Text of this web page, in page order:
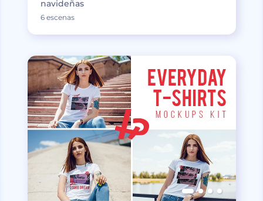
navideñas
6 escenas